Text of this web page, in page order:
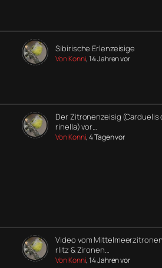
Sibirische Erlenzeisige
Von Konni, 14 Jahren vor
Der Zitronenzeisig (Carduelis
rinella) vor…
Von Konni, 4 Tagen vor
Video vom
rlitz & Zironen…
Von Konni, 14 Jahren vor